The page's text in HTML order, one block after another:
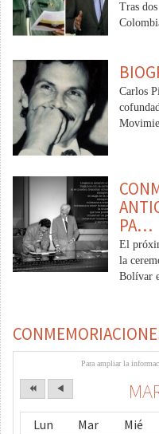
Tras
Carlos
PA…
El
la
Bolívar
Para ampliar la
Lun Mar Mié